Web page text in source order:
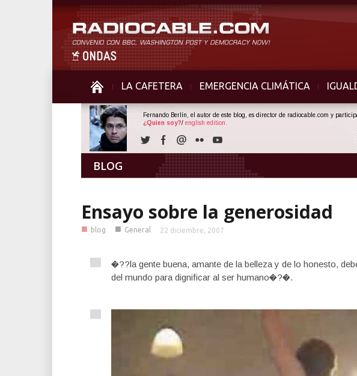
LA CAFETERA EMERGENCIA CLIMÁTICA
BLOG
Fernando Berlín, el autor de este blog, es director de radiocable.com y
¿Quien soy?/ english edition.
Ensayo sobre la generosidad
■ blog ■ General 22 diciembre, 2007
�??la gente buena, amante de la belleza y de lo honesto,
del mundo para dignificar al ser humano�?�.